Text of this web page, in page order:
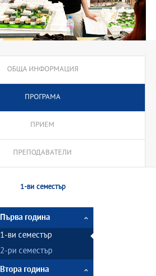
ОБЩА ИНФОРМАЦИЯ
ПРОГРАМА
ПРИЕМ
ПРЕПОДАВАТЕЛИ
1-ви семестър
Първа година
1-ви семестър
2-ри семестър
Втора година